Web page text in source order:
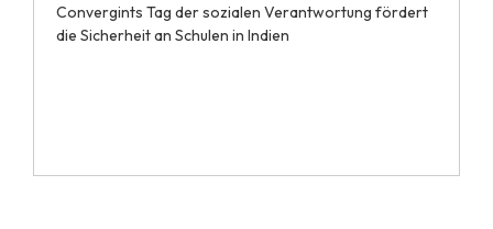
Convergints Tag der sozialen Verantwortung fördert
die Sicherheit an Schulen in Indien